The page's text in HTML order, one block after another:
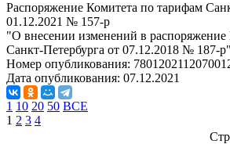
Распоряжение Комитета по тарифам
01.12.2021 № 157-р
"О внесении изменений в
Санкт-Петербурга от 07.12.2018 № 187-р"
Номер опубликования:
Дата опубликования: 07.12.2021
1 10 20 50 ВСЕ
1 2 3 4